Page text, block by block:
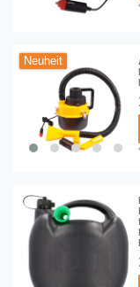
Neuheit